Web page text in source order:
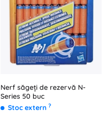
Nerf săgeți de rezervă N-
Series 50 buc
Stoc extern ?